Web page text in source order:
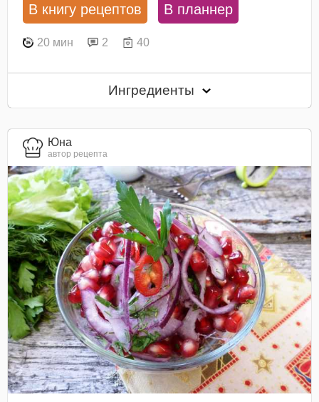
В книгу рецептов В планнер
20 мин 2 40
Ингредиенты
Юна
автор рецепта